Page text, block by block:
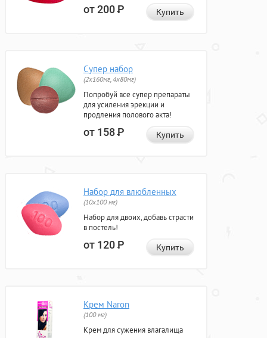
от 200Р Купить
Супер набор
(2х160мг, 4х80мг)
Попробуй все супер препараты
для усиления эрекции и
продления полового акта!
от 158Р Купить
Набор для влюбленных
(10х100 мг)
Набор для двоих, добавь страсти
в постель!
от 120Р Купить
Крем Naron
(100 мг)
Крем для сужения влагалища